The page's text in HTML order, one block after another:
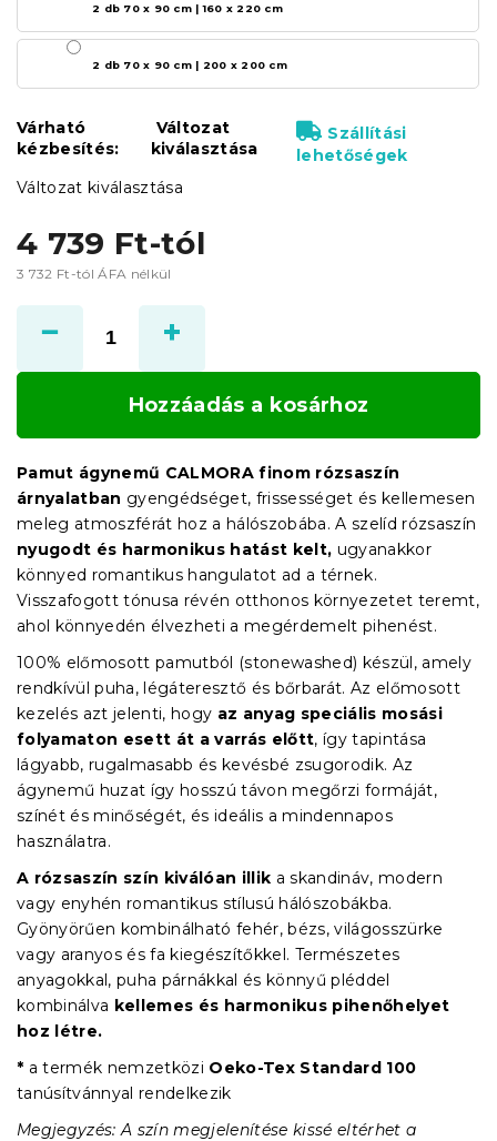
4 739 Ft-tól
3 732 Ft-tól ÁFA nélkül
Változat kiválasztása
2 db 70 x 90 cm | 160 x 220 cm
2 db 70 x 90 cm | 200 x 200 cm
Várható
kézbesítés:
Változat
kiválasztása
Szállítási
lehetőségek
Hozzáadás a kosárhoz
Pamut ágynemű CALMORA finom rózsaszín
árnyalatban gyengédséget, frissességet és kellemesen
meleg atmoszférát hoz a hálószobába. A szelíd rózsaszín
nyugodt és harmonikus hatást kelt, ugyanakkor
könnyed romantikus hangulatot ad a térnek.
Visszafogott tónusa révén otthonos környezetet teremt,
ahol könnyedén élvezheti a megérdemelt pihenést.
100% előmosott pamutból (stonewashed) készül, amely
rendkívül puha, légáteresztő és bőrbarát. Az előmosott
kezelés azt jelenti, hogy az anyag speciális mosási
folyamaton esett át a varrás előtt, így tapintása
lágyabb, rugalmasabb és kevésbé zsugorodik. Az
ágynemű huzat így hosszú távon megőrzi formáját,
színét és minőségét, és ideális a mindennapos
használatra.
A rózsaszín szín kiválóan illik a skandináv, modern
vagy enyhén romantikus stílusú hálószobákba.
Gyönyörűen kombinálható fehér, bézs, világosszürke
vagy aranyos és fa kiegészítőkkel. Természetes
anyagokkal, puha párnákkal és könnyű pléddel
kombinálva kellemes és harmonikus pihenőhelyet
hoz létre.
* a termék nemzetközi Oeko-Tex Standard 100
tanúsítvánnyal rendelkezik
Megjegyzés: A szín megjelenítése kissé eltérhet a